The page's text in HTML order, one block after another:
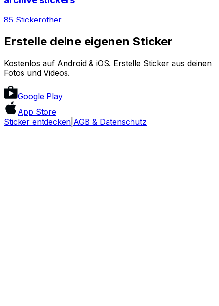
85 Stickerother
Erstelle deine eigenen Sticker
Kostenlos auf Android & iOS. Erstelle Sticker aus deinen
Fotos und Videos.
Google Play
App Store
Sticker entdecken AGB & Datenschutz